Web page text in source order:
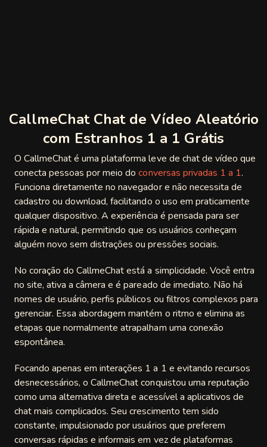
CallmeChat Chat de Vídeo Aleatório
com Estranhos 1 a 1 Grátis
O CallmeChat é uma plataforma leve de chat de vídeo que
conecta pessoas por meio do conversas privadas 1 a 1.
Funciona diretamente no navegador e não necessita de
cadastro ou download, facilitando o uso em praticamente
qualquer dispositivo. A experiência é pensada para ser
rápida e natural, permitindo que os usuários conheçam
alguém novo sem distrações ou pressões sociais.
No coração do CallmeChat está a simplicidade. Você entra
no site, ativa a câmera e é pareado de imediato. Não há
nomes de usuário, perfis públicos ou filtros complexos para
gerenciar. Essa abordagem mantém o ritmo e elimina as
etapas que normalmente atrapalham uma conexão
espontânea.
Focando apenas em interações 1 a 1 e evitando recursos
desnecessários, o CallmeChat conquistou uma reputação
como uma alternativa direta e acessível a aplicativos de
chat mais complicados. Seu crescimento tem sido
constante, impulsionado por usuários que preferem
conversas rápidas e informais em vez de plataformas
Chat
Omegle